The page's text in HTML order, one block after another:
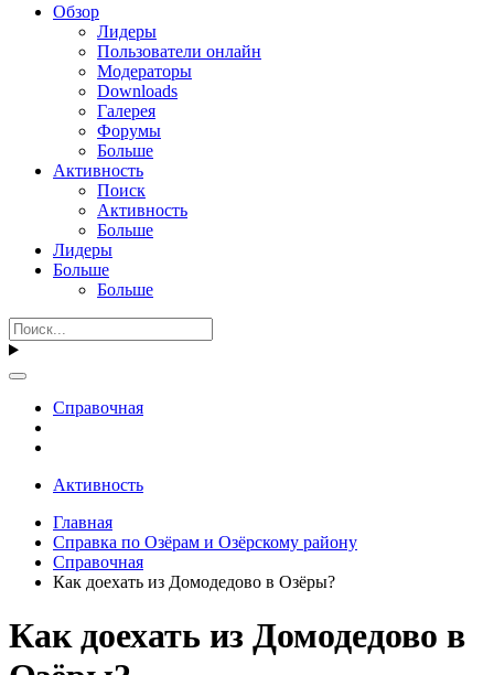
Обзор
Лидеры
Пользователи онлайн
Модераторы
Downloads
Галерея
Форумы
Больше
Активность
Поиск
Активность
Больше
Лидеры
Больше
Больше
Справочная
Активность
Главная
Справка по Озёрам и Озёрскому району
Справочная
Как доехать из Домодедово в Озёры?
Как доехать из Домодедово в